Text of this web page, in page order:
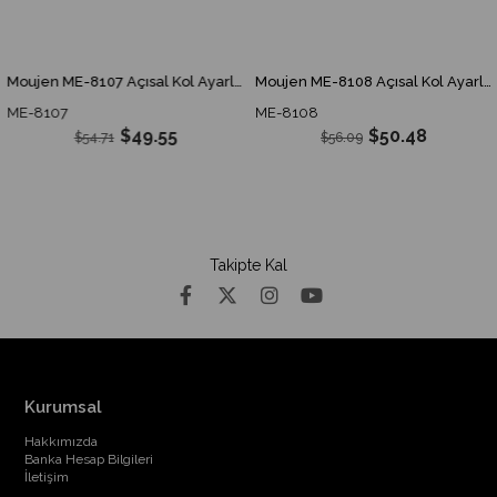
Moujen ME-8107 Açısal Kol Ayarlı Çubuk Limit Switch ME 8107 ME8107
ME-8107
$49.55
$54.71
Moujen ME-8108 Açısal Kol Ayarlı Plastik Makaralı Limit Switch ME 8108 ME8108
ME-8108
$50.48
$56.09
Takipte Kal
Kurumsal
Hakkımızda
Banka Hesap Bilgileri
İletişim